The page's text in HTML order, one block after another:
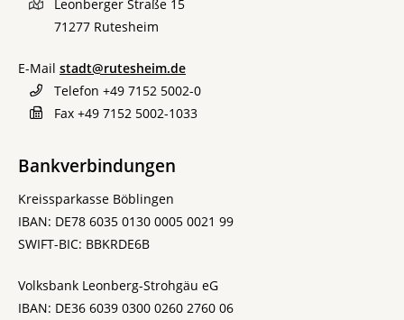
Leonberger Straße 15
71277 Rutesheim
E-Mail stadt@rutesheim.de
Telefon +49 7152 5002-0
Fax +49 7152 5002-1033
Bankverbindungen
Kreissparkasse Böblingen
IBAN: DE78 6035 0130 0005 0021 99
SWIFT-BIC: BBKRDE6B
Volksbank Leonberg-Strohgäu eG
IBAN: DE36 6039 0300 0260 2760 06